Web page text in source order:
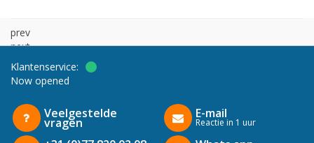
prev
next
Klantenservice:
Now opened
Veelgestelde
vragen
E-mail
Reactie in 1 uur